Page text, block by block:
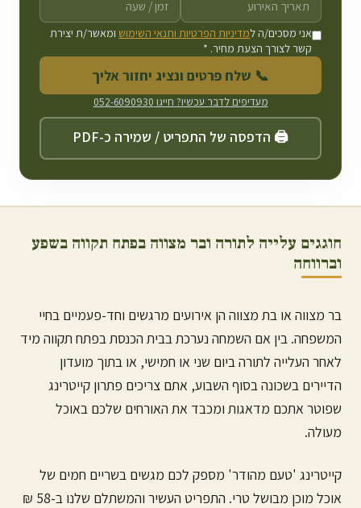
אני מסכים/ה למדיניות הפרטיות ותנאי השימושומאשר/ת יצירת
קשר לצורך הצעת מחיר. *
📞 שלח פרטים ונציג יחזור אליך
מעדיפים לדבר עכשיו? חייגו 052-6090930
🖨️ הדפסה של התפריט / שמירה כ-PDF
חוגגים עלייה לתורה ובר מצווה בפתח תקווה בשפע
וברווחה
בר מצווה או בת מצווה הן אירועים מרגשים וחד-פעמיים בחיי
המשפחה. בין אם השמחה נערכת בבית הכנסת בפתח תקווה מיד
לאחר העלייה לתורה ביום שני או חמישי, או בתוך מועדון
הדיירים בשכונה בסוף השבוע, אתם צריכים פתרון קייטרינג
שפוטר אתכם מדאגות ומכבד את האורחים שלכם באוכל
מעולה.
קייטרינג 'טעם מהודר' מספק לכם מגשים בשריים חמים של
אוכל מוכן מבושל טרי. התפריט העשיר והמשתלם שלנו ב-58 ₪